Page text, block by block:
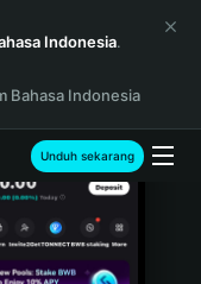
Indonesia.
Bahasa Indonesia
Unduh sekarang